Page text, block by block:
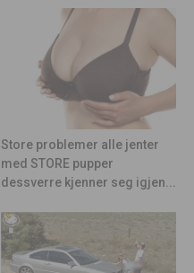
Store problemer alle jenter
med STORE pupper
dessverre kjenner seg igjen...